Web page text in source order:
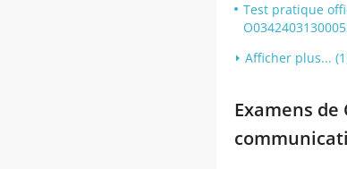
Test pratique
Afficher plus...
Examens